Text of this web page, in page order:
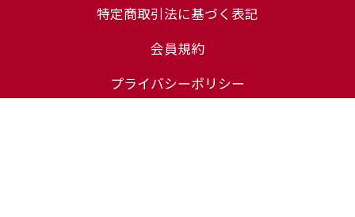
特定商取引法に基づく表記
会員規約
プライバシーポリシー